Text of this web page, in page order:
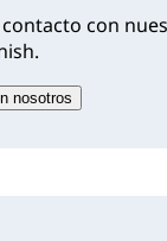
contacto con
nosotros